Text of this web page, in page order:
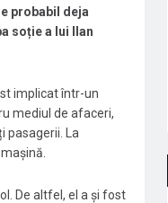
probabil deja
soție a lui Ilan
implicat într-un
mediul de afaceri,
pasagerii. La
De altfel, el a și fost